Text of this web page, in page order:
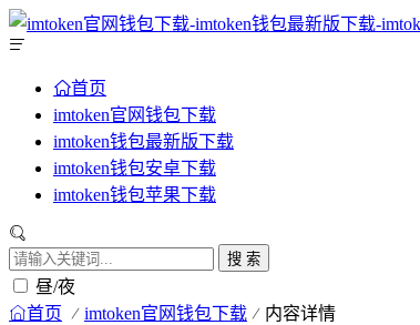
首页
imtoken官网钱包下载
imtoken钱包最新版下载
imtoken钱包安卓下载
imtoken钱包苹果下载
搜 索
昼/夜
首页 imtoken官网钱包下载 内容详情